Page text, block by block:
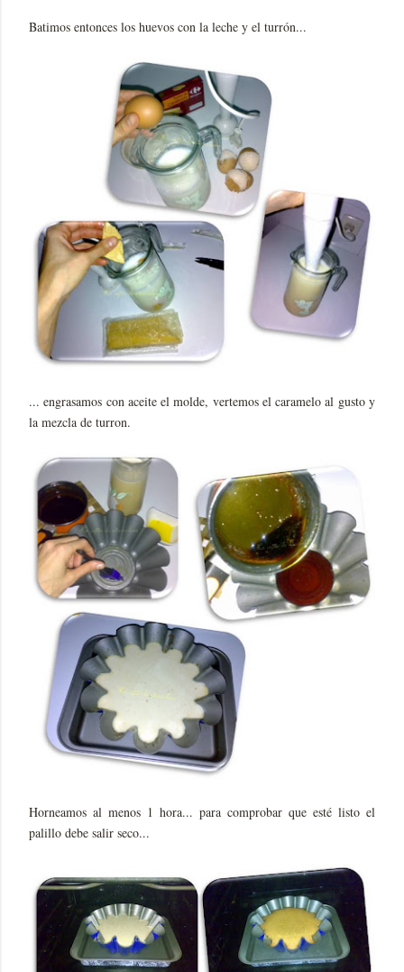
Batimos entonces los huevos con la leche y el turrón...
... engrasamos con aceite el molde, vertemos el caramelo al gusto y
la mezcla de turron.
Horneamos al menos 1 hora... para comprobar que esté listo el
palillo debe salir seco...